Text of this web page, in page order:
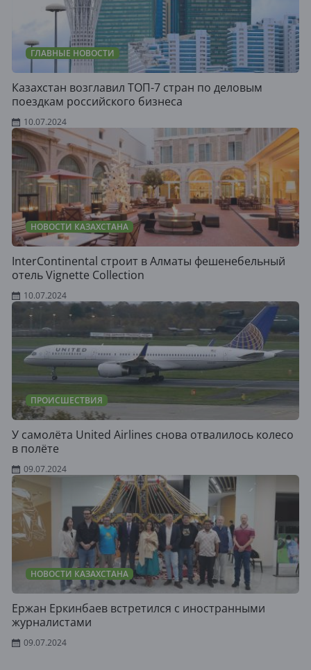
ГЛАВНЫЕ НОВОСТИ
Казахстан возглавил ТОП-7 стран по деловым
поездкам российского бизнеса
10.07.2024
НОВОСТИ КАЗАХСТАНА
InterContinental строит в Алматы фешенебельный
отель Vignette Collection
10.07.2024
ПРОИСШЕСТВИЯ
У самолёта United Airlines снова отвалилось колесо
в полёте
09.07.2024
НОВОСТИ КАЗАХСТАНА
Ержан Еркинбаев встретился с иностранными
журналистами
09.07.2024